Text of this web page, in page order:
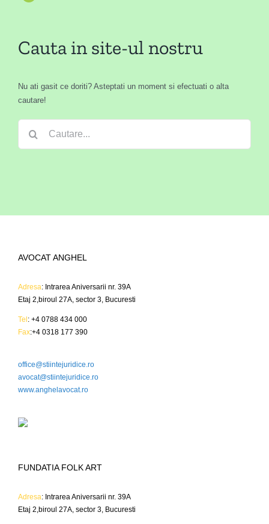
Cauta in site-ul nostru
Nu ati gasit ce doriti? Asteptati un moment si efectuati o alta
cautare!
AVOCAT ANGHEL
Adresa: Intrarea Aniversarii nr. 39A
Etaj 2,biroul 27A, sector 3, Bucuresti
Tel: +4 0788 434 000
Fax:+4 0318 177 390
office@stiintejuridice.ro
avocat@stiintejuridice.ro
www.anghelavocat.ro
FUNDATIA FOLK ART
Adresa: Intrarea Aniversarii nr. 39A
Etaj 2,biroul 27A, sector 3, Bucuresti